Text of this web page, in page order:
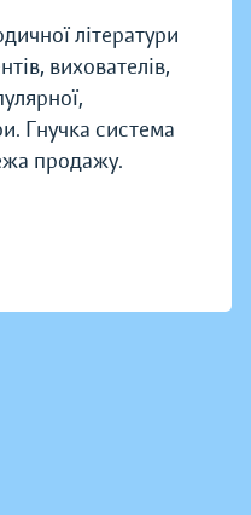
літератури
вихователів,
Гнучка система
продажу.